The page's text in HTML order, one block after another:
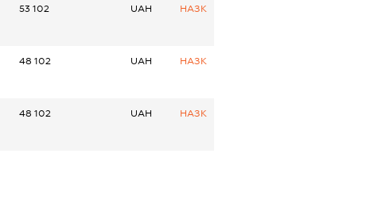
53 102 UAH НАЗК
48 102 UAH НАЗК
48 102 UAH НАЗК